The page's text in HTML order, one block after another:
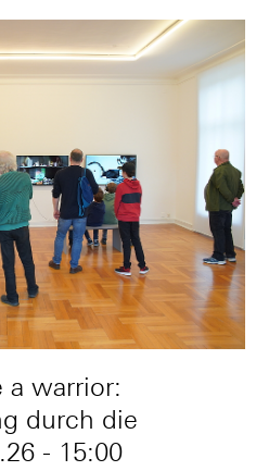
a warrior:
durch die
- 15:00